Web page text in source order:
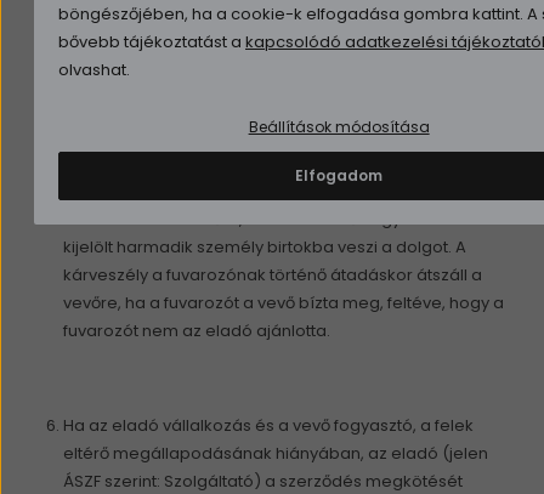
Az adásvételi szerződés alapján a Szolgáltató dolog
tulajdonjogának átruházására, a Felhasználó a vételár
megfizetésére és a dolog átvételére köteles.
Ha az eladó vállalkozás és a vevő fogyasztó, és az eladó
vállalja a dolog vevőhöz történő eljuttatását, a kárveszély
akkor száll át a vevőre, amikor a vevő vagy az általa
kijelölt harmadik személy birtokba veszi a dolgot. A
kárveszély a fuvarozónak történő átadáskor átszáll a
vevőre, ha a fuvarozót a vevő bízta meg, feltéve, hogy a
fuvarozót nem az eladó ajánlotta.
Ha az eladó vállalkozás és a vevő fogyasztó, a felek
eltérő megállapodásának hiányában, az eladó (jelen
ÁSZF szerint: Szolgáltató) a szerződés megkötését
böngészőjében, ha a cookie-k elfogadása gombra kattint. A
bővebb tájékoztatást a kapcsolódó adatkezelési
olvashat.
Beállítások módosítása
Elfogadom